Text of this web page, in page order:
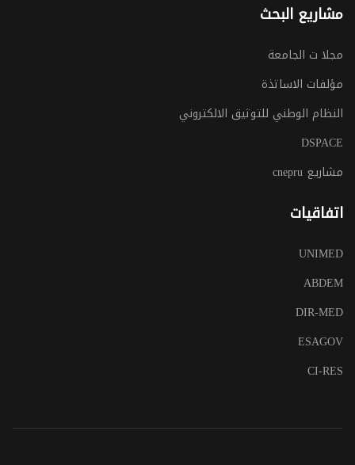
مشاريع البحث
مجلا ت الجامعة
مؤلفات الاساتذة
النظام الوطني للتوثيق الالكتروني
DSPACE
مشاريع cnepru
اتفاقيات
UNIMED
ABDEM
DIR-MED
ESAGOV
CI-RES